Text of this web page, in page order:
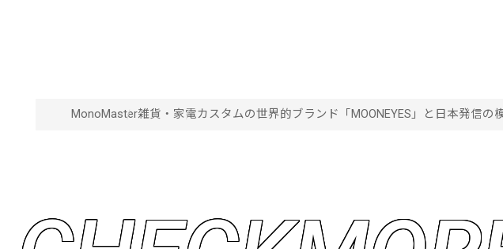
MonoMaster雑貨・家電カスタムの世界的ブランド「MOONEYES」と日本発信